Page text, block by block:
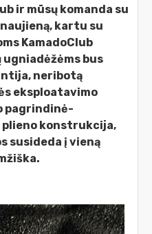
ir mūsų komanda su
kartu su
KamadoClub
ugniadėžėms bus
neribotą
eksploatavimo
pagrindinė-
konstrukcija,
susideda į vieną